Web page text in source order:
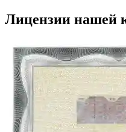
Лицензии нашей